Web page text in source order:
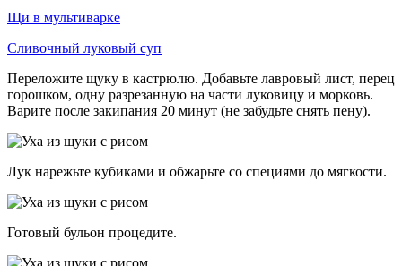
Щи в мультиварке
Сливочный луковый суп
Переложите щуку в кастрюлю. Добавьте лавровый лист, перец
горошком, одну разрезанную на части луковицу и морковь.
Варите после закипания 20 минут (не забудьте снять пену).
Лук нарежьте кубиками и обжарьте со специями до мягкости.
Готовый бульон процедите.